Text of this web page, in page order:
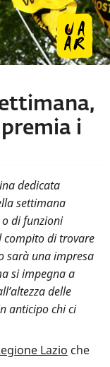
i
dedicata
settimana
di funzioni
compito di trovare
sarà una impresa
si impegna a
delle
anticipo chi ci
Lazio che